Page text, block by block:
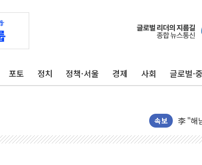
포토 정치 정책·서울 경제 사회 글로벌·
속보
트럼
李 "해
李 대